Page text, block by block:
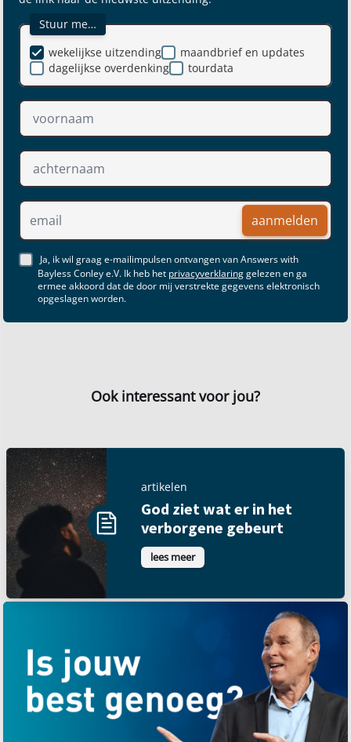
Stuur me…
maandbrief en updates
dagelijkse overdenking
wekelijkse uitzending
tourdata
aanmelden
Ja, ik wil graag e-mailimpulsen ontvangen van Answers with
Bayless Conley e.V. Ik heb het privacyverklaringgelezen en ga
ermee akkoord dat de door mij verstrekte gegevens elektronisch
opgeslagen worden.
Ook interessant voor jou?
artikelen
God ziet wat er in het
verborgene gebeurt
lees meer